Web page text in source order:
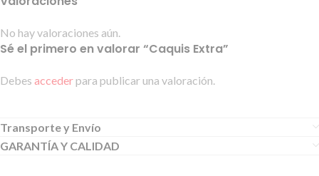
No hay valoraciones aún.
Sé el primero en valorar “Caquis Extra”
Debes acceder para publicar una valoración.
Transporte y Envío
GARANTÍA Y CALIDAD